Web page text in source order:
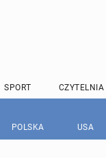
SPORT CZYTELNIA
POLSKA USA